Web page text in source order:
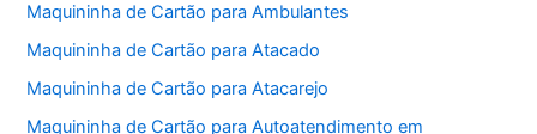
Maquininha de Cartão para Ambulantes
Maquininha de Cartão para Atacado
Maquininha de Cartão para Atacarejo
Maquininha de Cartão para Autoatendimento em